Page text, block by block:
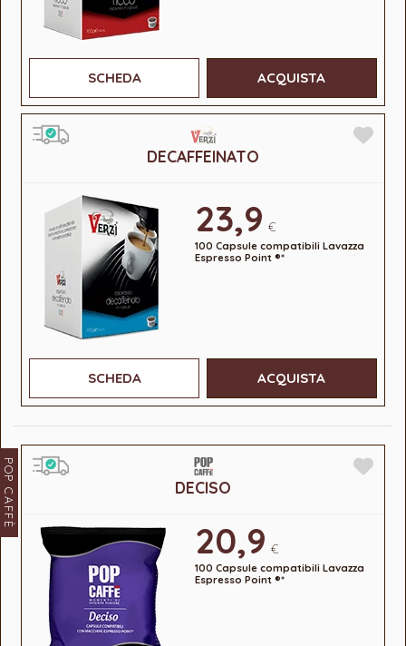
SCHEDA ACQUISTA
DECAFFEINATO
23,9 €
100 Capsule compatibili Lavazza
Espresso Point ®*
SCHEDA ACQUISTA
POP CAFFÈ DECISO
20,9 €
100 Capsule compatibili Lavazza
Espresso Point ®*